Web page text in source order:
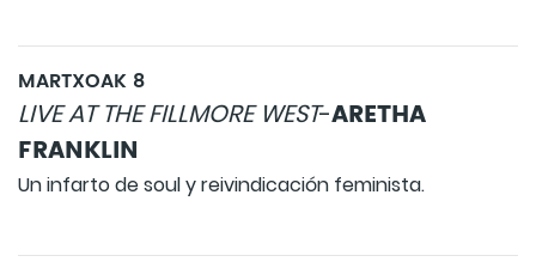
MARTXOAK 8
LIVE AT THE FILLMORE WEST-ARETHA
FRANKLIN
Un infarto de soul y reivindicación feminista.